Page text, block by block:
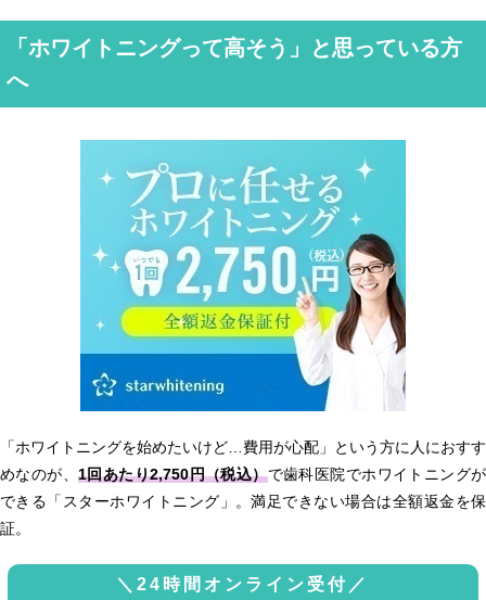
「ホワイトニングって高そう」と思っている方
へ
「ホワイトニングを始めたいけど…費用が心配」という方に人におすす
めなのが、1回あたり2,750円（税込）で歯科医院でホワイトニングが
できる「スターホワイトニング」。満足できない場合は全額返金を保
証。
＼24時間オンライン受付／